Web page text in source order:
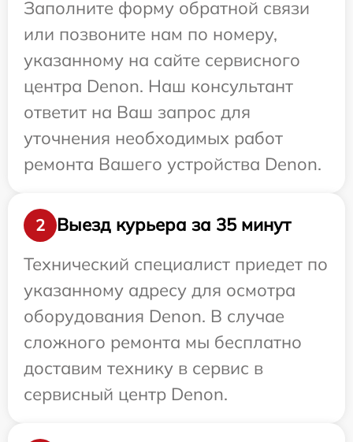
Заполните форму обратной связи
или позвоните нам по номеру,
указанному на сайте сервисного
центра Denon. Наш консультант
ответит на Ваш запрос для
уточнения необходимых работ
ремонта Вашего устройства Denon.
2
Выезд курьера за 35 минут
Технический специалист приедет по
указанному адресу для осмотра
оборудования Denon. В случае
сложного ремонта мы бесплатно
доставим технику в сервис в
сервисный центр Denon.